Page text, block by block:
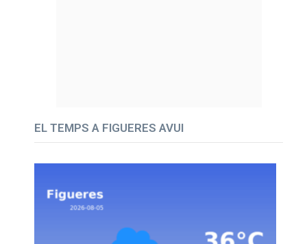
EL TEMPS A FIGUERES AVUI